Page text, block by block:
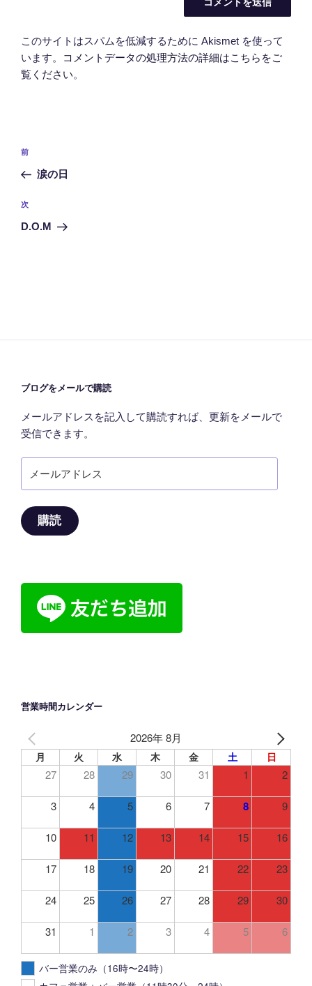
このサイトはスパムを低減するために Akismet を使って
います。
コメントデータの処理方法の詳細はこちらをご
覧ください。
投
ナ
ビ
ゲ
前
の
稿
前
涙の日
次
の
次
D.O.M
ブログをメールで購読
メールアドレスを記入して購読すれば、更新をメールで
受信できます。
ー
ア
ド
購読
営業時間カレンダー
2026年 8月
月 火 水 木 金 土 日
27 28 29 30 31 1 2
3 4 5 6 7 8 9
10 11 12 13 14 15 16
17 18 19 20 21 22 23
24 25 26 27 28 29 30
31 1 2 3 4 5 6
バー営業のみ（16時〜24時）